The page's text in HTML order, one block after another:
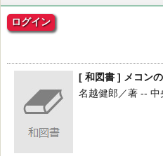
ログイン
[ 和図書 ] メコン
名越健郎／著 --